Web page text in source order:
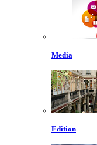
Media
Edition